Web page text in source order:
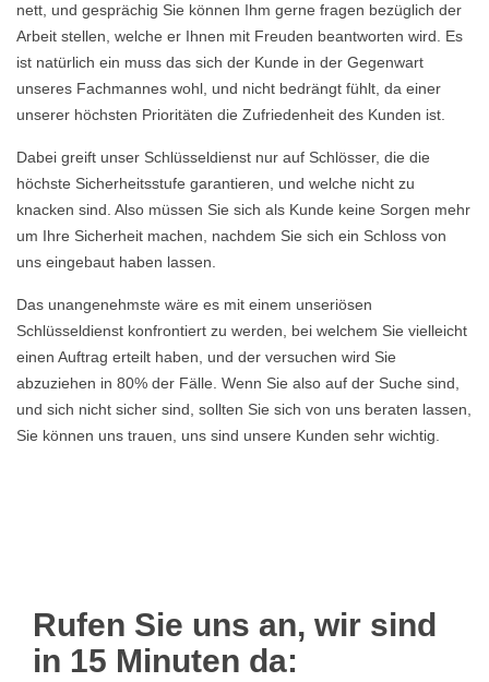
nett, und gesprächig Sie können Ihm gerne fragen bezüglich der
Arbeit stellen, welche er Ihnen mit Freuden beantworten wird. Es
ist natürlich ein muss das sich der Kunde in der Gegenwart
unseres Fachmannes wohl, und nicht bedrängt fühlt, da einer
unserer höchsten Prioritäten die Zufriedenheit des Kunden ist.
Dabei greift unser Schlüsseldienst nur auf Schlösser, die die
höchste Sicherheitsstufe garantieren, und welche nicht zu
knacken sind. Also müssen Sie sich als Kunde keine Sorgen mehr
um Ihre Sicherheit machen, nachdem Sie sich ein Schloss von
uns eingebaut haben lassen.
Das unangenehmste wäre es mit einem unseriösen
Schlüsseldienst konfrontiert zu werden, bei welchem Sie vielleicht
einen Auftrag erteilt haben, und der versuchen wird Sie
abzuziehen in 80% der Fälle. Wenn Sie also auf der Suche sind,
und sich nicht sicher sind, sollten Sie sich von uns beraten lassen,
Sie können uns trauen, uns sind unsere Kunden sehr wichtig.
Rufen Sie uns an, wir sind
in 15 Minuten da: